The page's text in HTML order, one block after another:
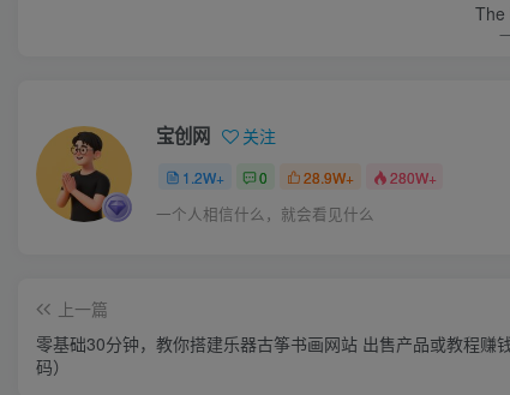
The
宝创网 关注
1.2W+ 0 28.9W+ 280W+
一个人相信什么，就会看见什么
上一篇
零基础30分钟，教你搭建乐器古筝书画网站 出售产品或教程赚
码）